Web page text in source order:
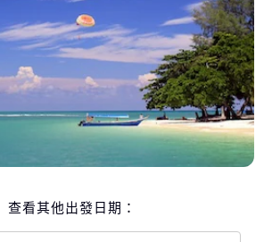
查看其他出發日期：